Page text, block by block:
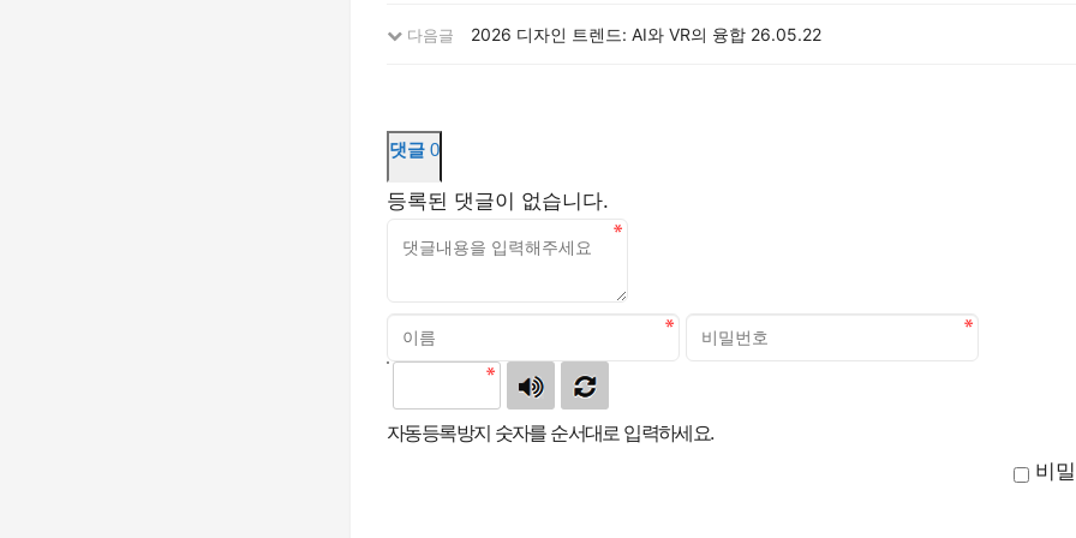
다음글 2026 디자인 트렌드: AI와 VR의 융합 26.05.22
댓글 0
등록된 댓글이 없습니다.
자동등록방지 숫자를 순서대로 입력하세요.
비